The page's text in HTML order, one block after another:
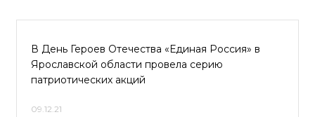
В День Героев Отечества «Единая Россия» в
Ярославской области провела серию
патриотических акций
09.12.21